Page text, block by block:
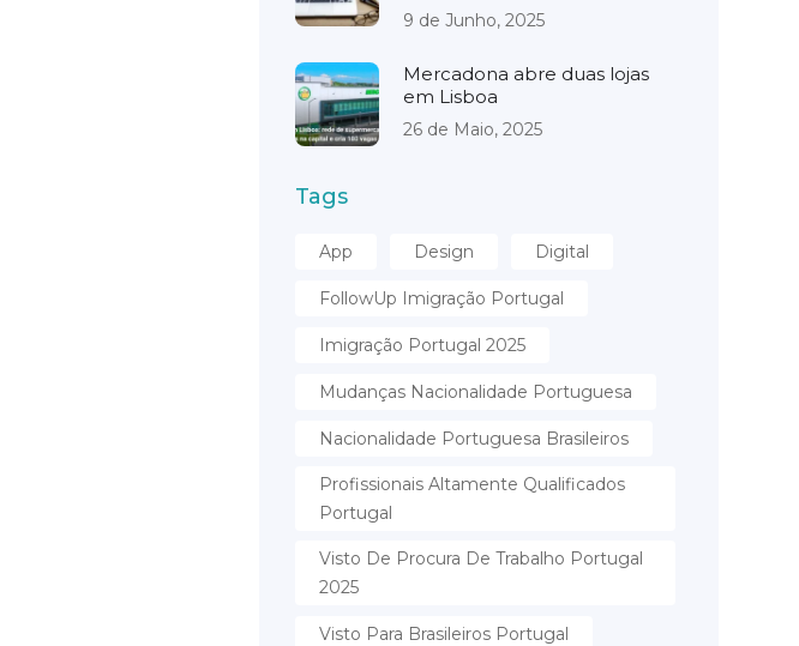
9 de Junho, 2025
Mercadona abre duas lojas
em Lisboa
26 de Maio, 2025
Tags
App Design Digital
FollowUp Imigração Portugal
Imigração Portugal 2025
Mudanças Nacionalidade Portuguesa
Nacionalidade Portuguesa Brasileiros
Profissionais Altamente Qualificados
Portugal
Visto De Procura De Trabalho Portugal
2025
Visto Para Brasileiros Portugal